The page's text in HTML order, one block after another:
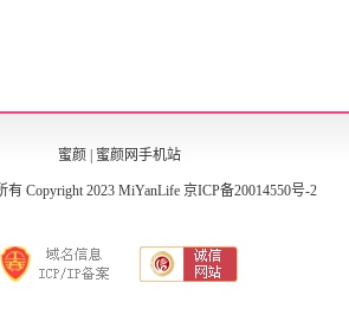
蜜颜 蜜颜网手机站
有 Copyright 2023 MiYanLife 京ICP备20014550号-2